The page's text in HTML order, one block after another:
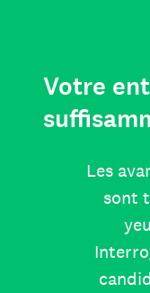
Votre
Les
sont